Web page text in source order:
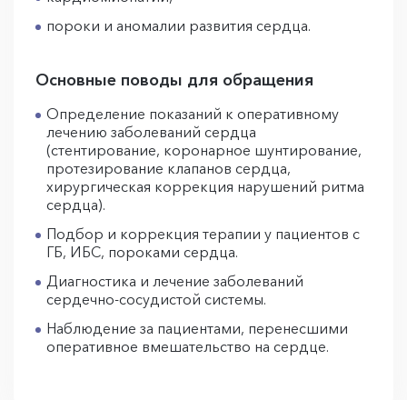
пороки и аномалии развития сердца.
Основные поводы для обращения
Определение показаний к оперативному
лечению заболеваний сердца
(стентирование, коронарное шунтирование,
протезирование клапанов сердца,
хирургическая коррекция нарушений ритма
сердца).
Подбор и коррекция терапии у пациентов с
ГБ, ИБС, пороками сердца.
Диагностика и лечение заболеваний
сердечно-сосудистой системы.
Наблюдение за пациентами, перенесшими
оперативное вмешательство на сердце.